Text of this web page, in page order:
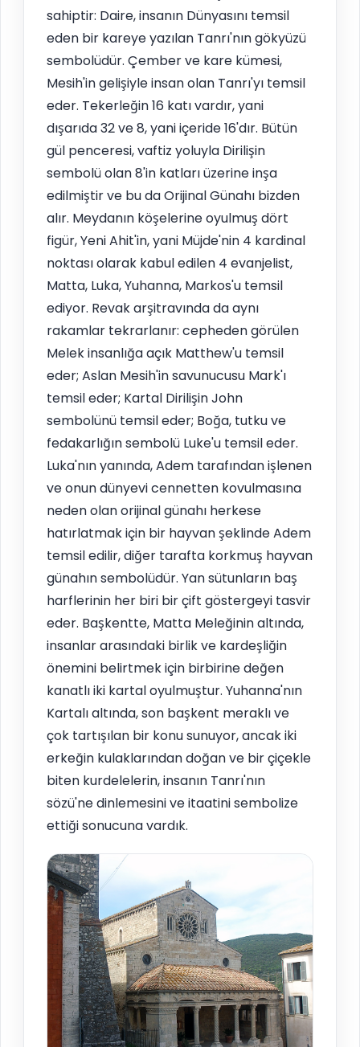
sahiptir: Daire, insanın Dünyasını temsil
eden bir kareye yazılan Tanrı'nın gökyüzü
sembolüdür. Çember ve kare kümesi,
Mesih'in gelişiyle insan olan Tanrı'yı temsil
eder. Tekerleğin 16 katı vardır, yani
dışarıda 32 ve 8, yani içeride 16'dır. Bütün
gül penceresi, vaftiz yoluyla Dirilişin
sembolü olan 8'in katları üzerine inşa
edilmiştir ve bu da Orijinal Günahı bizden
alır. Meydanın köşelerine oyulmuş dört
figür, Yeni Ahit'in, yani Müjde'nin 4 kardinal
noktası olarak kabul edilen 4 evanjelist,
Matta, Luka, Yuhanna, Markos'u temsil
ediyor. Revak arşitravında da aynı
rakamlar tekrarlanır: cepheden görülen
Melek insanlığa açık Matthew'u temsil
eder; Aslan Mesih'in savunucusu Mark'ı
temsil eder; Kartal Dirilişin John
sembolünü temsil eder; Boğa, tutku ve
fedakarlığın sembolü Luke'u temsil eder.
Luka'nın yanında, Adem tarafından işlenen
ve onun dünyevi cennetten kovulmasına
neden olan orijinal günahı herkese
hatırlatmak için bir hayvan şeklinde Adem
temsil edilir, diğer tarafta korkmuş hayvan
günahın sembolüdür. Yan sütunların baş
harflerinin her biri bir çift göstergeyi tasvir
eder. Başkentte, Matta Meleğinin altında,
insanlar arasındaki birlik ve kardeşliğin
önemini belirtmek için birbirine değen
kanatlı iki kartal oyulmuştur. Yuhanna'nın
Kartalı altında, son başkent meraklı ve
çok tartışılan bir konu sunuyor, ancak iki
erkeğin kulaklarından doğan ve bir çiçekle
biten kurdelelerin, insanın Tanrı'nın
sözü'ne dinlemesini ve itaatini sembolize
ettiği sonucuna vardık.